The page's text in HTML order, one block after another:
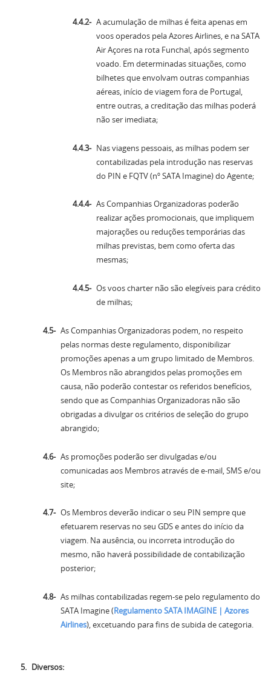
A acumulação de milhas é feita apenas em
voos operados pela Azores Airlines, e na SATA
Air Açores na rota Funchal, após segmento
voado. Em determinadas situações, como
bilhetes que envolvam outras companhias
aéreas, início de viagem fora de Portugal,
entre outras, a creditação das milhas poderá
não ser imediata;
Nas viagens pessoais, as milhas podem ser
contabilizadas pela introdução nas reservas
do PIN e FQTV (nº SATA Imagine) do Agente;
As Companhias Organizadoras poderão
realizar ações promocionais, que impliquem
majorações ou reduções temporárias das
milhas previstas, bem como oferta das
mesmas;
Os voos charter não são elegíveis para crédito
de milhas;
As Companhias Organizadoras podem, no respeito
pelas normas deste regulamento, disponibilizar
promoções apenas a um grupo limitado de Membros.
Os Membros não abrangidos pelas promoções em
causa, não poderão contestar os referidos benefícios,
sendo que as Companhias Organizadoras não são
obrigadas a divulgar os critérios de seleção do grupo
abrangido;
As promoções poderão ser divulgadas e/ou
comunicadas aos Membros através de e-mail, SMS e/ou
site;
Os Membros deverão indicar o seu PIN sempre que
efetuarem reservas no seu GDS e antes do início da
viagem. Na ausência, ou incorreta introdução do
mesmo, não haverá possibilidade de contabilização
posterior;
As milhas contabilizadas regem-se pelo regulamento do
SATA Imagine (Regulamento SATA IMAGINE | Azores
Airlines), excetuando para fins de subida de categoria.
Diversos: